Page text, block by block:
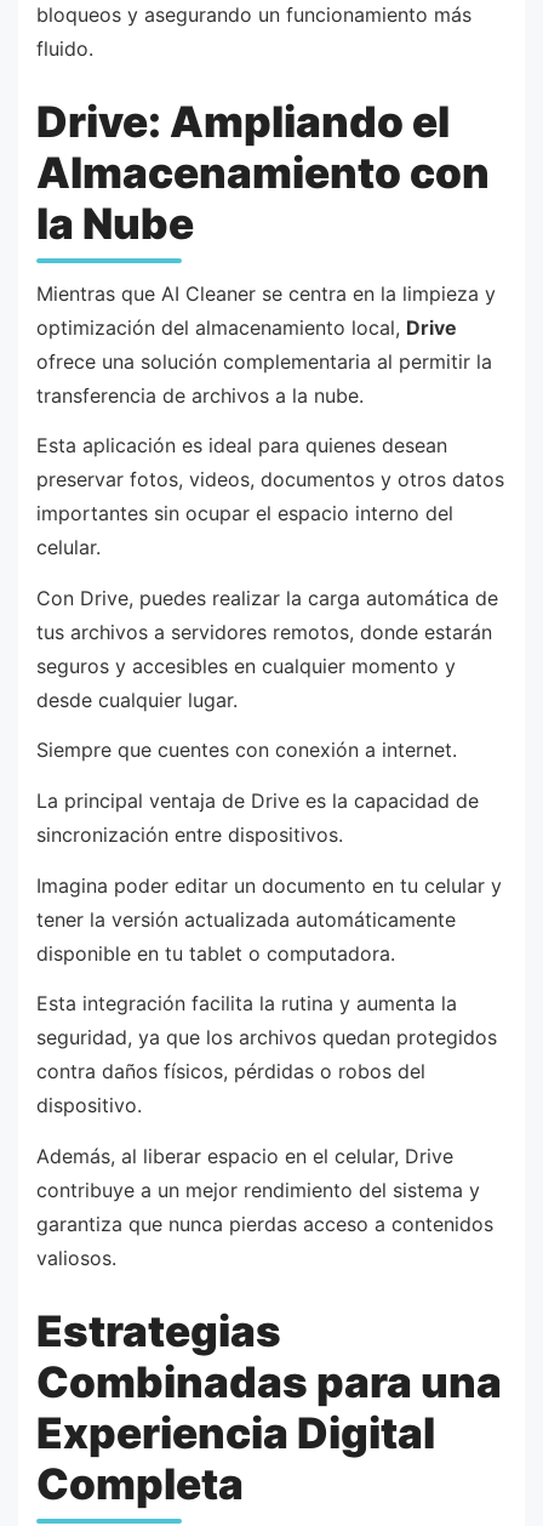
bloqueos y asegurando un funcionamiento más
fluido.
Drive: Ampliando el
Almacenamiento con
la Nube
Mientras que AI Cleaner se centra en la limpieza y
optimización del almacenamiento local, Drive
ofrece una solución complementaria al permitir la
transferencia de archivos a la nube.
Esta aplicación es ideal para quienes desean
preservar fotos, videos, documentos y otros datos
importantes sin ocupar el espacio interno del
celular.
Con Drive, puedes realizar la carga automática de
tus archivos a servidores remotos, donde estarán
seguros y accesibles en cualquier momento y
desde cualquier lugar.
Siempre que cuentes con conexión a internet.
La principal ventaja de Drive es la capacidad de
sincronización entre dispositivos.
Imagina poder editar un documento en tu celular y
tener la versión actualizada automáticamente
disponible en tu tablet o computadora.
Esta integración facilita la rutina y aumenta la
seguridad, ya que los archivos quedan protegidos
contra daños físicos, pérdidas o robos del
dispositivo.
Además, al liberar espacio en el celular, Drive
contribuye a un mejor rendimiento del sistema y
garantiza que nunca pierdas acceso a contenidos
valiosos.
Estrategias
Combinadas para una
Experiencia Digital
Completa